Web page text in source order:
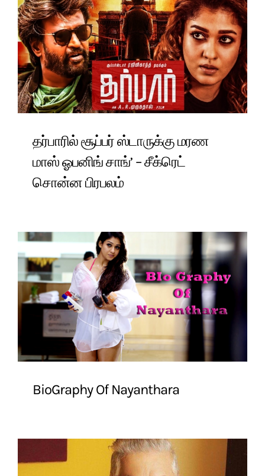
தர்பாரில் சூப்பர் ஸ்டாருக்கு மரண
மாஸ் ஓபனிங் சாங்’ – சீக்ரெட்
சொன்ன பிரபலம்
BioGraphy Of Nayanthara